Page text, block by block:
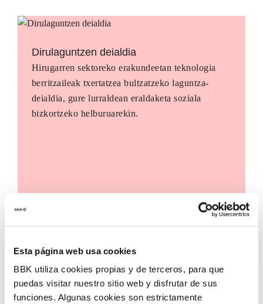
Esta página web usa cookies
BBK utiliza cookies propias y de terceros, para que
puedas visitar nuestro sitio web y disfrutar de sus
funciones. Algunas cookies son estrictamente
Dirulaguntzen deialdia
Hirugarren sektoreko erakundeetan teknologia
berritzaileak txertatzea bultzatzeko laguntza-
deialdia, gure lurraldean eraldaketa soziala
bizkortzeko helburuarekin.